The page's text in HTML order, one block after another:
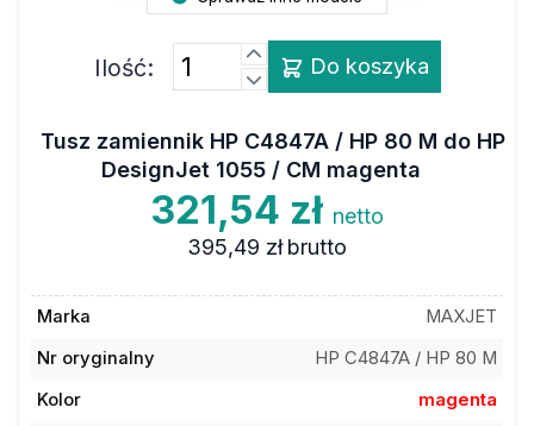
Ilość: Do koszyka
Tusz zamiennik HP C4847A / HP 80 M do HP
DesignJet 1055 / CM magenta
321,54 zł netto
395,49 zł brutto
Marka
MAXJET
Nr oryginalny
HP C4847A / HP 80 M
Kolor
magenta